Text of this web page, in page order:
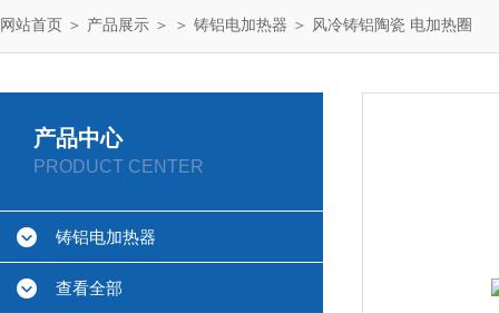
网站首页 ＞ 产品展示 ＞ ＞ 铸铝电加热器 ＞ 风冷铸铝陶瓷 电加热圈
产品中心
PRODUCT CENTER
铸铝电加热器
查看全部